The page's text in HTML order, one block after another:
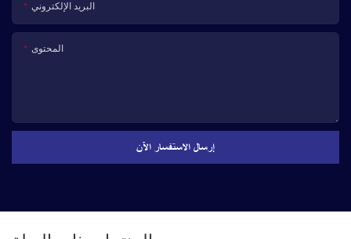
البريد الإلكتروني
المحتوى
إرسال الاستفسار الآن